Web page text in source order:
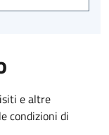
e altre
condizioni di